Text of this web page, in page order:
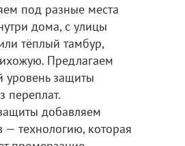
под разные места
дома, с улицы
тёплый тамбур,
Предлагаем
уровень защиты
переплат.
добавляем
— технологию, которая